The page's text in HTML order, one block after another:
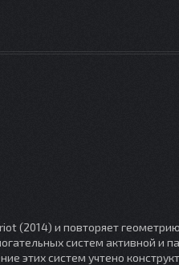
(2014) и повторяет
систем активной и
этих систем учтено